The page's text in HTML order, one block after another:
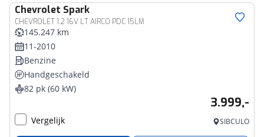
Chevrolet Spark
CHEVROLET 1.2 16V LT AIRCO PDC 15LM
145.247 km
11-2010
Benzine
Handgeschakeld
82 pk (60 kW)
3.999,-
Vergelijk SIBCULO